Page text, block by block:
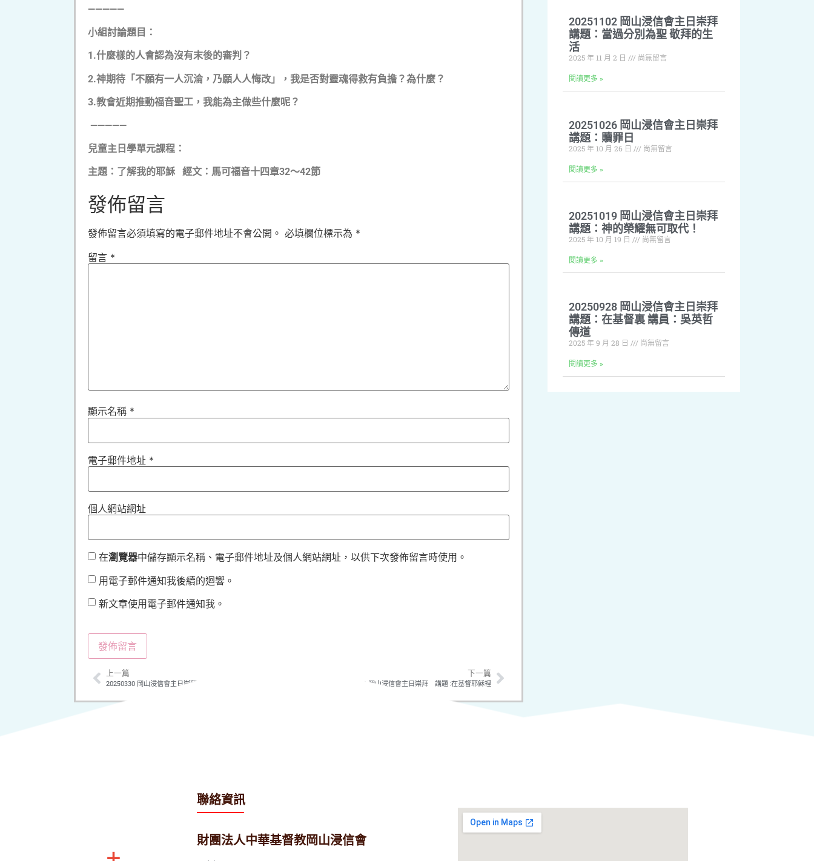
—————
小組討論題目：
1.什麼樣的人會認為沒有末後的審判？
2.神期待「不願有一人沉淪，乃願人人悔改」，我是否對靈魂得救有負擔？為什麼？
3.教會近期推動福音聖工，我能為主做些什麼呢？
—————
兒童主日學單元課程：
主題：了解我的耶穌 經文：馬可福音十四章32～42節
發佈留言
發佈留言必須填寫的電子郵件地址不會公開。 必填欄位標示為 *
留言 *
顯示名稱 *
電子郵件地址 *
個人網站網址
在瀏覽器中儲存顯示名稱、電子郵件地址及個人網站網址，以供下次發佈留言時使用。
用電子郵件通知我後續的迴響。
新文章使用電子郵件通知我。
上一篇
20250330 岡山浸信會主日崇拜 講題 :靈裡的掙扎與得勝
下一篇
20250413 岡山浸信會主日崇拜 講題 :在基督耶穌裡
20251102 岡山浸信會主日崇拜
講題：當過分別為聖 敬拜的生
活
2025 年 11 月 2 日 尚無留言
閱讀更多 »
20251026 岡山浸信會主日崇拜
講題：贖罪日
2025 年 10 月 26 日 尚無留言
閱讀更多 »
20251019 岡山浸信會主日崇拜
講題：神的榮耀無可取代！
2025 年 10 月 19 日 尚無留言
閱讀更多 »
20250928 岡山浸信會主日崇拜
講題：在基督裏 講員：吳英哲
傳道
2025 年 9 月 28 日 尚無留言
閱讀更多 »
聯絡資訊
財團法人中華基督教岡山浸信會